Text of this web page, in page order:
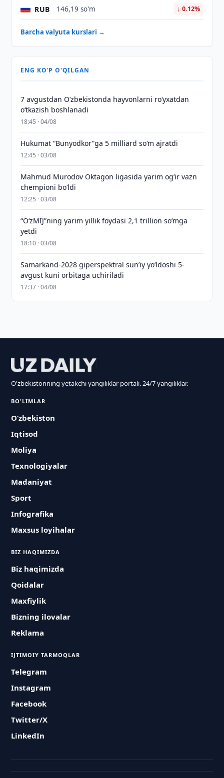
RUB 146,19 so'm ↓ 0.12%
Barcha valyuta kurslari →
ENG KO'P O'QILGAN
7 avgustdan O‘zbekistonda hayvonlarni ro‘yxatdan
o‘tkazish boshlanadi
18:45 · 04/08
Hukumat “Bunyodkor”ga 5 milliard so‘m ajratdi
12:45 · 03/08
Mahmud Murodov Oktagon ligasida yarim og‘ir vazn
chempioni bo‘ldi
12:25 · 03/08
“O‘zMIJ”ning yarim yillik foydasi 2,1 trillion so‘mga
yetdi
18:10 · 03/08
Samarkand-2028 giperspektral sun’iy yo‘ldoshi 5-
avgust kuni orbitaga uchiriladi
17:37 · 04/08
O'zbekistonning yetakchi yangiliklar portali. 24/7 yangiliklar.
BO'LIMLAR
O‘zbekiston
Iqtisod
Moliya
Texnologiyalar
Madaniyat
Sport
Infografika
Maxsus loyihalar
BIZ HAQIMIZDA
Biz haqimizda
Qoidalar
Maxfiylik
Bizning ilovalar
Reklama
IJTIMOIY TARMOQLAR
Telegram
Instagram
Facebook
Twitter/X
LinkedIn